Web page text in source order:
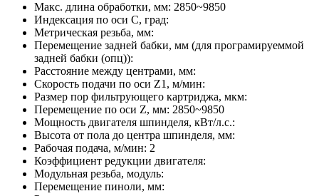
Макс. длина обработки, мм: 2850~9850
Индексация по оси C, град:
Метрическая резьба, мм:
Перемещение задней бабки, мм (для програмируеммой
задней бабки (опц)):
Расстояние между центрами, мм:
Скорость подачи по оси Z1, м/мин:
Размер пор фильтрующего картриджа, мкм:
Перемещение по оси Z, мм: 2850~9850
Мощность двигателя шпинделя, кВт/л.с.:
Высота от пола до центра шпинделя, мм:
Рабочая подача, м/мин: 2
Коэффициент редукции двигателя:
Модульная резьба, модуль:
Перемещение пиноли, мм: